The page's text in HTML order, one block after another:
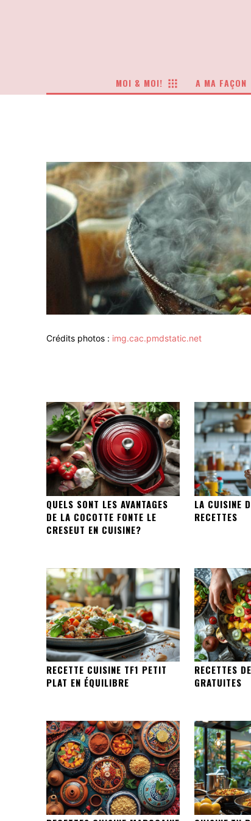
MOI & MOI! A MA FAÇON
Crédits photos : img.cac.pmdstatic.net
QUELS SONT LES AVANTAGES
DE LA COCOTTE FONTE LE
CRESEUT EN CUISINE?
LA CUISINE
RECETTES
RECETTE CUISINE TF1 PETIT
PLAT EN ÉQUILIBRE
RECETTES
GRATUITES